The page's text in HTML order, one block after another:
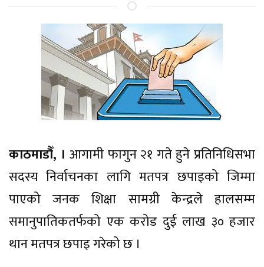
काठमाडौँ, । आगामी फागुन २१ गते हुने प्रतिनिधिसभा
सदस्य निर्वाचनका लागि मतपत्र छपाइको जिम्मा
पाएको जनक शिक्षा सामग्री केन्द्रले हालसम्म
समानुपातिकतर्फको एक करोड दुई लाख ३० हजार
थान मतपत्र छपाइ गरेको छ ।